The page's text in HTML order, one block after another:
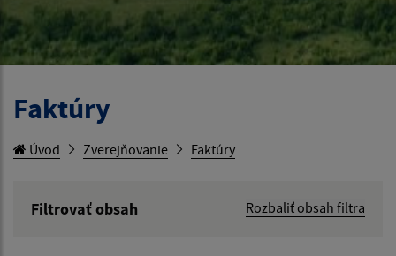
Faktúry
Úvod Zverejňovanie Faktúry
Filtrovať obsah
Rozbaliť obsah filtra